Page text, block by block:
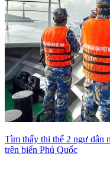
Tìm thấy thi thể 2 ngư dân
trên biển Phú Quốc